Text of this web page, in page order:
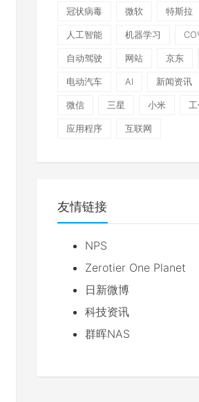
冠状病毒 微软 特斯拉
人工智能 机器学习
自动驾驶 网站 京东
电动汽车 AI 新闻资讯
微信 三星 小米
应用程序 互联网
友情链接
NPS
Zerotier One Planet
日新微博
科技资讯
群晖NAS